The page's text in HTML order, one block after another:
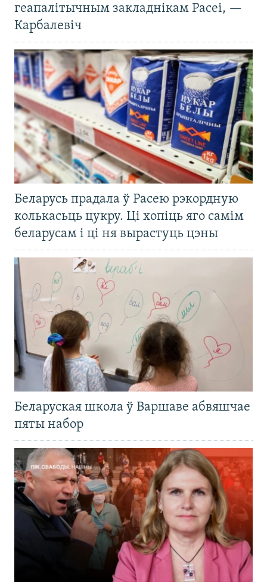
геапалітычным закладнікам Расеі, —
Карбалевіч
Беларусь прадала ў Расею рэкордную
колькасьць цукру. Ці хопіць яго самім
беларусам і ці ня вырастуць цэны
Беларуская школа ў Варшаве абвяшчае
пяты набор